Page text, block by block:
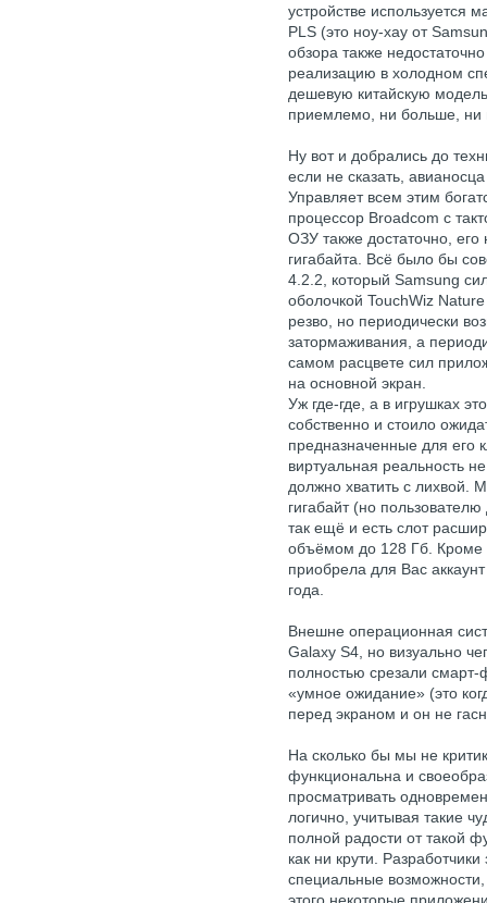
устройстве используется
PLS (это ноу-хау от
обзора также
реализацию в холодном
дешевую китайскую
приемлемо, ни больше,
Ну вот и добрались до
если не сказать,
Управляет всем этим
процессор Broadcom с
ОЗУ также достаточно,
гигабайта. Всё было бы
4.2.2, который Samsung
оболочкой TouchWiz
резво, но периодически
затормаживания, а
самом расцвете сил
на основной экран.
Уж где-где, а в игрушках
собственно и стоило
предназначенные для его
виртуальная реальность
должно хватить с лихвой.
гигабайт (но
так ещё и есть слот
объёмом до 128 Гб. Кроме
приобрела для Вас
года.
Внешне операционная
Galaxy S4, но визуально
полностью срезали смарт-
«умное ожидание» (это
перед экраном и он не
На сколько бы мы не
функциональна и
просматривать
логично, учитывая такие
полной радости от такой
как ни крути.
специальные